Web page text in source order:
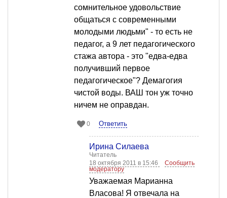
сомнительное удовольствие
общаться с современными
молодыми людьми" - то есть не
педагог, а 9 лет педагогического
стажа автора - это "едва-едва
получивший первое
педагогическое"? Демагогия
чистой воды. ВАШ тон уж точно
ничем не оправдан.
0 Ответить
Ирина Силаева
Читатель
18 октября 2011 в 15:46
Сообщить
модератору
Уважаемая Марианна
Власова! Я отвечала на